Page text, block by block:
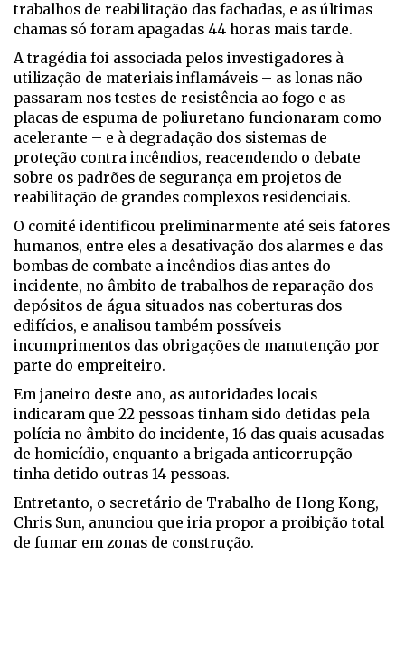
trabalhos de reabilitação das fachadas, e as últimas
chamas só foram apagadas 44 horas mais tarde.
A tragédia foi associada pelos investigadores à
utilização de materiais inflamáveis – as lonas não
passaram nos testes de resistência ao fogo e as
placas de espuma de poliuretano funcionaram como
acelerante – e à degradação dos sistemas de
proteção contra incêndios, reacendendo o debate
sobre os padrões de segurança em projetos de
reabilitação de grandes complexos residenciais.
O comité identificou preliminarmente até seis fatores
humanos, entre eles a desativação dos alarmes e das
bombas de combate a incêndios dias antes do
incidente, no âmbito de trabalhos de reparação dos
depósitos de água situados nas coberturas dos
edifícios, e analisou também possíveis
incumprimentos das obrigações de manutenção por
parte do empreiteiro.
Em janeiro deste ano, as autoridades locais
indicaram que 22 pessoas tinham sido detidas pela
polícia no âmbito do incidente, 16 das quais acusadas
de homicídio, enquanto a brigada anticorrupção
tinha detido outras 14 pessoas.
Entretanto, o secretário de Trabalho de Hong Kong,
Chris Sun, anunciou que iria propor a proibição total
de fumar em zonas de construção.